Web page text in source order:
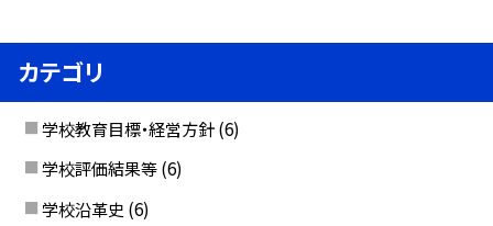
カテゴリ
学校教育目標・経営方針 (6)
学校評価結果等 (6)
学校沿革史 (6)